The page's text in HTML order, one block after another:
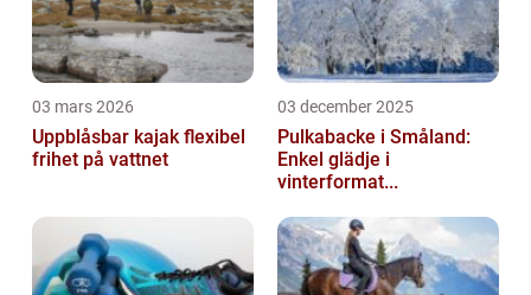
03 mars 2026
Uppblåsbar kajak flexibel
frihet på vattnet
03 december 2025
Pulkabacke i Småland:
Enkel glädje i
vinterformat...